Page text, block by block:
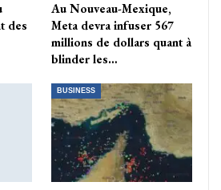
des
Au Nouveau-Mexique,
Meta devra infuser 567
millions de dollars quant à
blinder les…
BUSINESS